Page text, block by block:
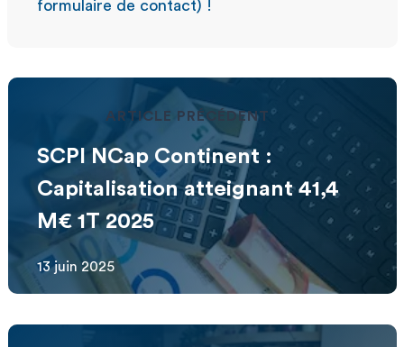
formulaire de contact) !
ARTICLE PRÉCÉDENT
SCPI NCap Continent :
Capitalisation atteignant 41,4
M€ 1T 2025
13 juin 2025